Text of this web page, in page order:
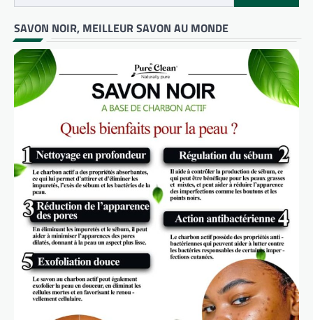
SAVON NOIR, MEILLEUR SAVON AU MONDE